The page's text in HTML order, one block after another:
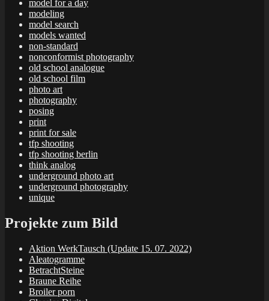
model for a day
modeling
model search
models wanted
non-standard
nonconformist photography
old school analogue
old school film
photo art
photography
posing
print
print for sale
tfp shooting
tfp shooting berlin
think analog
underground photo art
underground photography
unique
Projekte zum Bild
Aktion WerkTausch (Update 15. 07. 2022)
Aleatogramme
BetrachtSteine
Braune Reihe
Broiler porn